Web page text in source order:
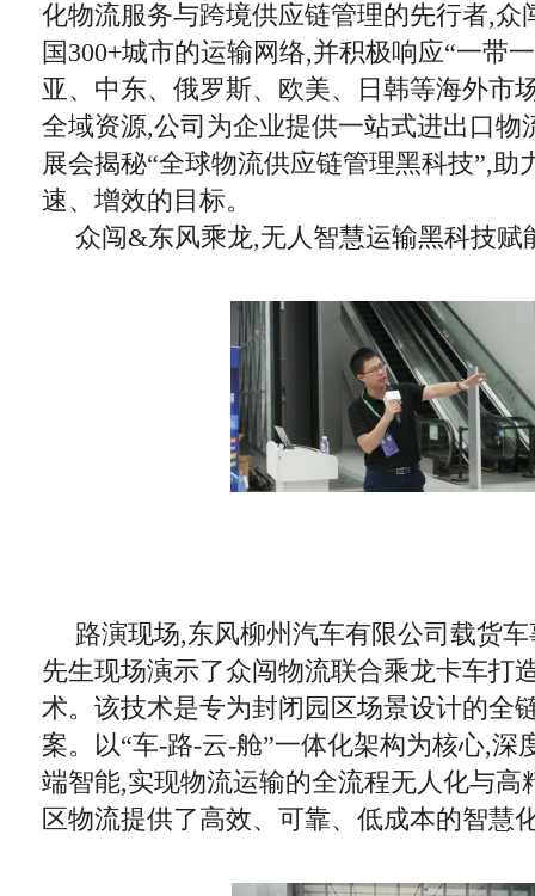
化物流服务与跨境供应链管理的先行者,众
国300+城市的运输网络,并积极响应“一带
亚、中东、俄罗斯、欧美、日韩等海外市
全域资源,公司为企业提供一站式进出口物
展会揭秘“全球物流供应链管理黑科技”,助
速、增效的目标。
众闯&东风乘龙,无人智慧运输黑科技赋
路演现场,东风柳州汽车有限公司载货
先生现场演示了众闯物流联合乘龙卡车打
术。该技术是专为封闭园区场景设计的全
案。以“车-路-云-舱”一体化架构为核心,深
端智能,实现物流运输的全流程无人化与高
区物流提供了高效、可靠、低成本的智慧